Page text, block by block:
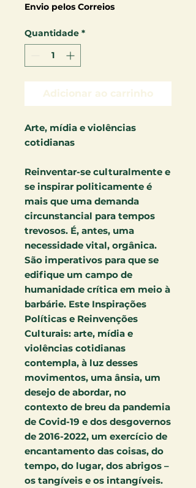
Envio pelos Correios
Quantidade *
Adicionar ao carrinho
Arte, mídia e violências
cotidianas
Reinventar-se culturalmente e
se inspirar politicamente é
mais que uma demanda
circunstancial para tempos
trevosos. É, antes, uma
necessidade vital, orgânica.
São imperativos para que se
edifique um campo de
humanidade crítica em meio à
barbárie. Este Inspirações
Políticas e Reinvenções
Culturais: arte, mídia e
violências cotidianas
contempla, à luz desses
movimentos, uma ânsia, um
desejo de abordar, no
contexto de breu da pandemia
de Covid-19 e dos desgovernos
de 2016-2022, um exercício de
encantamento das coisas, do
tempo, do lugar, dos abrigos –
os tangíveis e os intangíveis.